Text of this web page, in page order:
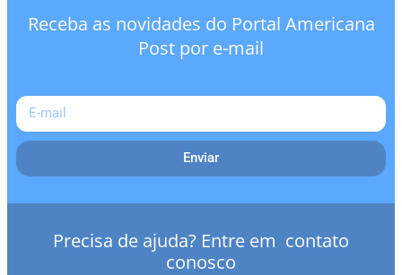
Receba as novidades do Portal Americana
Post por e-mail
Enviar
Precisa de ajuda? Entre em contato
conosco